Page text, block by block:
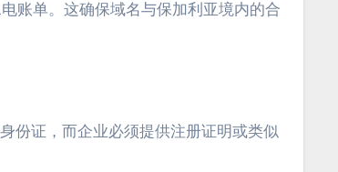
账单。这确保域名与保加利亚境内的合
份证，而企业必须提供注册证明或类似